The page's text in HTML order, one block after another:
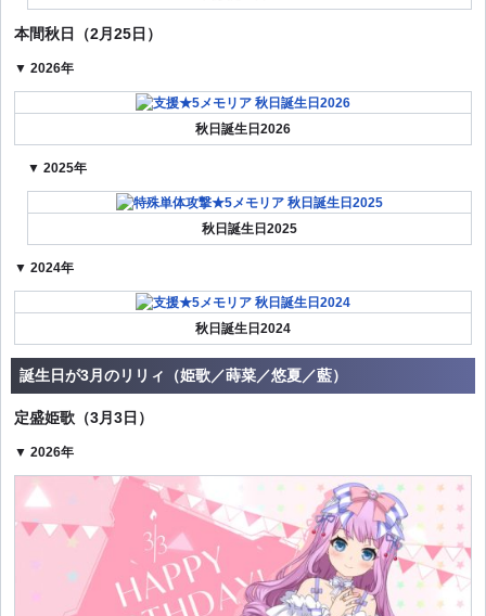
本間秋日（2月25日）
▼ 2026年
秋日誕生日2026
▼ 2025年
秋日誕生日2025
▼ 2024年
秋日誕生日2024
誕生日が3月のリリィ（姫歌／蒔菜／悠夏／藍）
定盛姫歌（3月3日）
▼ 2026年